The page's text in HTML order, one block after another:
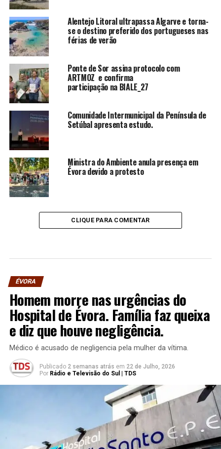
Alentejo Litoral ultrapassa Algarve e torna-
se o destino preferido dos portugueses nas
férias de verão
Ponte de Sor assina protocolo com
ARTMOZ e confirma
participação na BIALE_27
Comunidade Intermunicipal da Península de
Setúbal apresenta estudo.
Ministra do Ambiente anula presença em
Évora devido a protesto
CLIQUE PARA COMENTAR
ÉVORA
Homem morre nas urgências do
Hospital de Évora. Família faz queixa
e diz que houve negligência.
Médico é acusado de negligencia pela mulher da vítima.
Publicado 2 semanas atrás em 22 de Julho, 2026
Por Rádio e Televisão do Sul | TDS